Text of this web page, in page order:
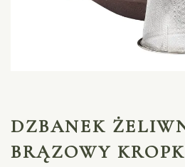
DZBANEK
BRĄZOWY